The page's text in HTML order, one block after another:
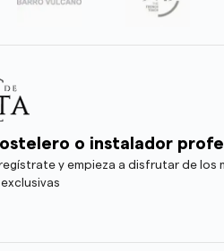
o instalador
y empieza a disfrutar de los